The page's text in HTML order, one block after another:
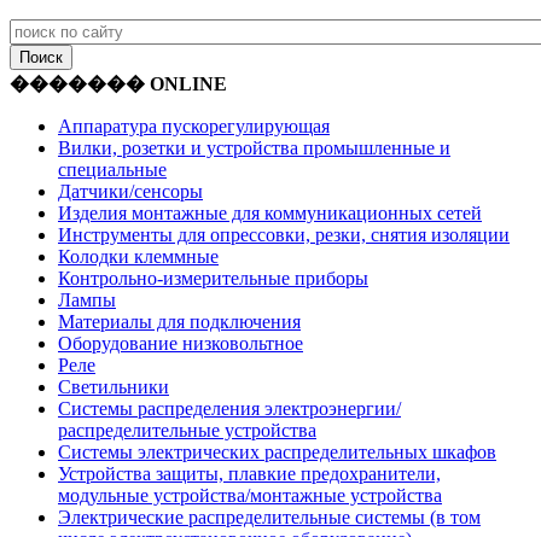
������� ONLINE
Аппаратура пускорегулирующая
Вилки, розетки и устройства промышленные и
специальные
Датчики/сенсоры
Изделия монтажные для коммуникационных сетей
Инструменты для опрессовки, резки, снятия изоляции
Колодки клеммные
Контрольно-измерительные приборы
Лампы
Материалы для подключения
Оборудование низковольтное
Реле
Светильники
Системы распределения электроэнергии/
распределительные устройства
Системы электрических распределительных шкафов
Устройства защиты, плавкие предохранители,
модульные устройства/монтажные устройства
Электрические распределительные системы (в том